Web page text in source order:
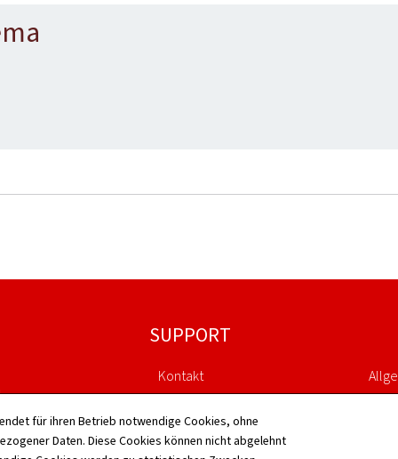
für ihren Betrieb notwendige Cookies, ohne
Daten. Diese Cookies können nicht abgelehnt
SUPPORT
Kontakt
Sitemap